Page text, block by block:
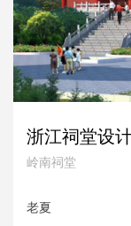
岭南祠堂
老夏